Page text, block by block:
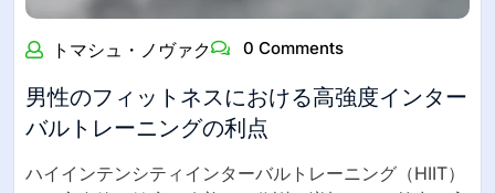
トマシュ・ノヴァク 0 Comments
男性のフィットネスにおける高強度インター
バルトレーニングの利点
ハイインテンシティインターバルトレーニング（HIIT）